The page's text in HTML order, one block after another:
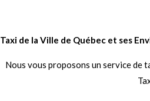
Taxi de la Ville de Québec et ses
Nous vous proposons un service